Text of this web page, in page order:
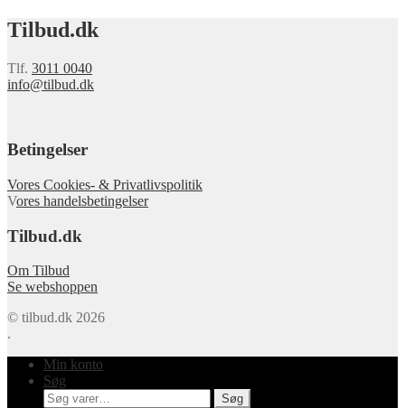
Tilbud.dk
Tlf. 3011 0040
info@tilbud.dk
Betingelser
Vores Cookies- & Privatlivspolitik
Vores handelsbetingelser
Tilbud.dk
Om Tilbud
Se webshoppen
© tilbud.dk 2026
.
Min konto
Søg
Søg
Søg